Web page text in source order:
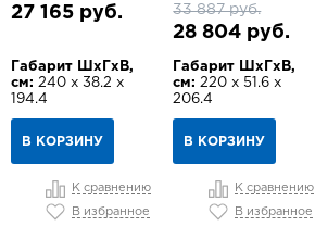
27 165 руб.
Габарит ШхГхВ,
см: 240 х 38.2 х
194.4
В КОРЗИНУ
К сравнению
В избранное
33 887 руб.
28 804 руб.
Габарит ШхГхВ,
см: 220 х 51.6 х
206.4
В КОРЗИНУ
К сравнению
В избранное